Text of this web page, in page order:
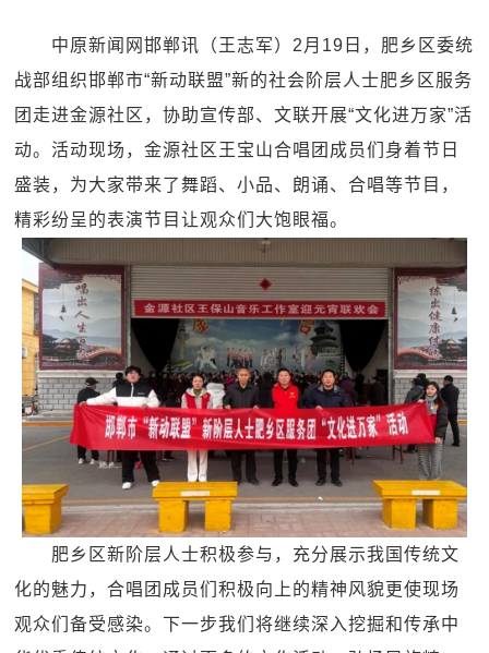
中原新闻网邯郸讯（王志军）2月19日，肥乡区委统
战部组织邯郸市“新动联盟”新的社会阶层人士肥乡区服务
团走进金源社区，协助宣传部、文联开展“文化进万家”活
动。活动现场，金源社区王宝山合唱团成员们身着节日
盛装，为大家带来了舞蹈、小品、朗诵、合唱等节目，
精彩纷呈的表演节目让观众们大饱眼福。
肥乡区新阶层人士积极参与，充分展示我国传统文
化的魅力，合唱团成员们积极向上的精神风貌更使现场
观众们备受感染。下一步我们将继续深入挖掘和传承中